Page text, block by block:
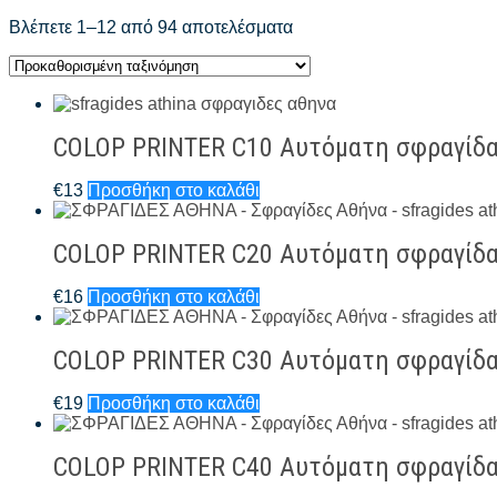
Βλέπετε 1–12 από 94 αποτελέσματα
COLOP PRINTER C10 Αυτόματη
€13 Προσθήκη στο καλάθι
COLOP PRINTER C20 Αυτόματη
€16 Προσθήκη στο καλάθι
COLOP PRINTER C30 Αυτόματη
€19 Προσθήκη στο καλάθι
COLOP PRINTER C40 Αυτόματη